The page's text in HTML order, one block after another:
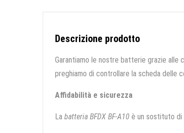
Descrizione prodotto
Garantiamo le nostre batterie grazie alle
preghiamo di controllare la scheda delle
Affidabilità e sicurezza
La batteria BFDX BF-A10 è un sostituto di